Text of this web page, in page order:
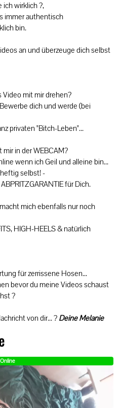
ich wirklich ?,
immer authentisch
bin.
an und überzeuge dich selbst
Video mit mir drehen?
dich und werde (bei
privaten "Bitch-Leben"...
in der WEBCAM?
wenn ich Geil und alleine bin...
selbst! -
für Dich.
mich ebenfalls nur noch
HIGH-HEELS & natürlich
für zerrissene Hosen...
bevor du meine Videos schaust
?
von dir... ? Deine Melanie
Online